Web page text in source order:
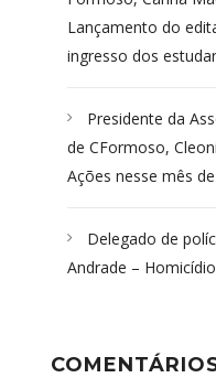
Lançamento do
ingresso dos
Presidente da
de CFormoso,
Ações nesse mês
Delegado de
Andrade –